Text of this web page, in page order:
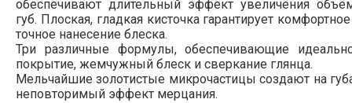
обеспечивают длительный эффект увеличения
губ. Плоская, гладкая кисточка гарантирует
точное нанесение блеска.
Три различные формулы, обеспечивающие
покрытие, жемчужный блеск и сверкание глянца.
Мельчайшие золотистые микрочастицы создают на
неповторимый эффект мерцания.